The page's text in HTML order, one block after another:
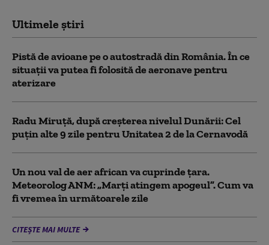
Ultimele știri
Pistă de avioane pe o autostradă din România. În ce
situații va putea fi folosită de aeronave pentru
aterizare
Radu Miruță, după creșterea nivelul Dunării: Cel
puțin alte 9 zile pentru Unitatea 2 de la Cernavodă
Un nou val de aer african va cuprinde țara.
Meteorolog ANM: „Marți atingem apogeul”. Cum va
fi vremea în următoarele zile
CITEȘTE MAI MULTE